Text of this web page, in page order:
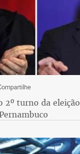
2º turno da